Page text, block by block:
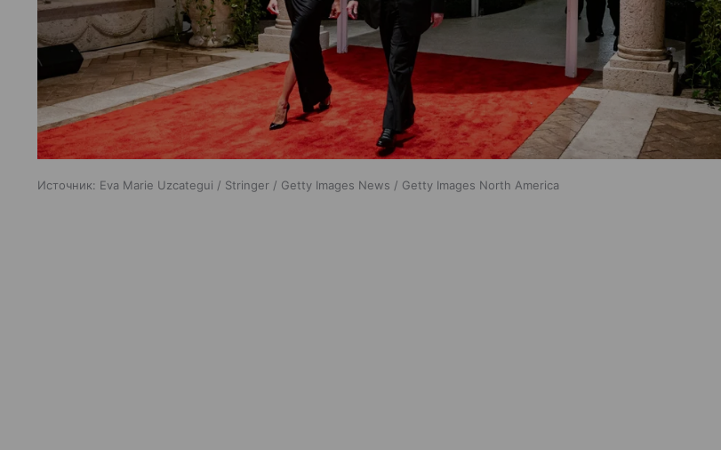
Источник: Eva Marie Uzcategui / Stringer / Getty Images News / Getty Images North America